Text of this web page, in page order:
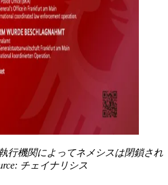
行機関によってネメシスは閉鎖され
チェイナリシス